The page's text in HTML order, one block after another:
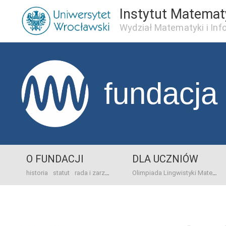
Instytut
Wydział Matematyki i
fundacja
O FUNDACJI
historia statut rada i zarząd dane bankowo-adresowe kontakt
DLA UCZNIÓW
Olimpiada Lingwistyki Matematycznej